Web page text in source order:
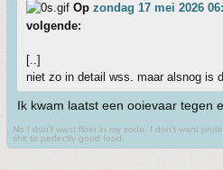
Op zondag 17 mei 2026
volgende:
[..]
niet zo in detail wss. maar alsnog is
Ik kwam laatst een ooievaar tegen
No I don't want fiber in my soda. I don't want
shit to perfectly good food.